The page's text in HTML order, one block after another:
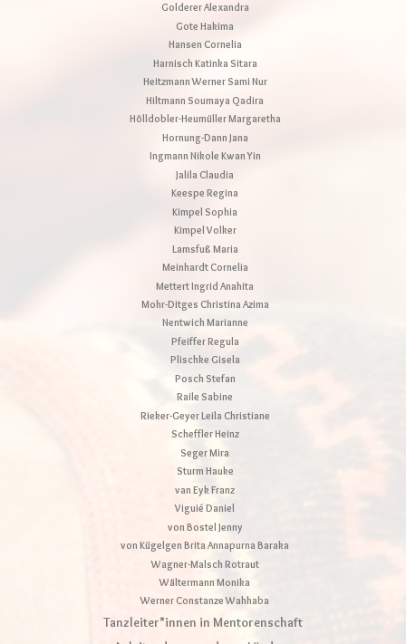
Golderer Alexandra
Gote Hakima
Hansen Cornelia
Harnisch Katinka Sitara
Heitzmann Werner Sami Nur
Hiltmann Soumaya Qadira
Hölldobler-Heumüller Margaretha
Hornung-Dann Jana
Ingmann Nikole Kwan Yin
Jalila Claudia
Keespe Regina
Kimpel Sophia
Kimpel Volker
Lamsfuß Maria
Meinhardt Cornelia
Mettert Ingrid Anahita
Mohr-Ditges Christina Azima
Nentwich Marianne
Pfeiffer Regula
Plischke Gisela
Posch Stefan
Raile Sabine
Rieker-Geyer Leila Christiane
Scheffler Heinz
Seger Mira
Sturm Hauke
van Eyk Franz
Viguié Daniel
von Bostel Jenny
von Kügelgen Brita Annapurna Baraka
Wagner-Malsch Rotraut
Wältermann Monika
Werner Constanze Wahhaba
Tanzleiter*innen in Mentorenschaft